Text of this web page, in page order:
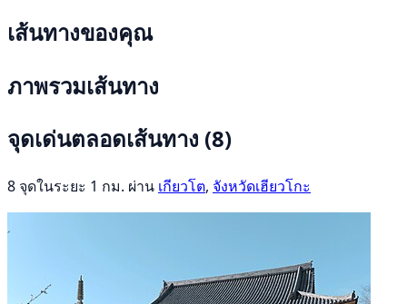
เส้นทางของคุณ
ภาพรวมเส้นทาง
จุดเด่นตลอดเส้นทาง (8)
8 จุดในระยะ 1 กม. ผ่าน เกียวโต, จังหวัดเฮียวโกะ